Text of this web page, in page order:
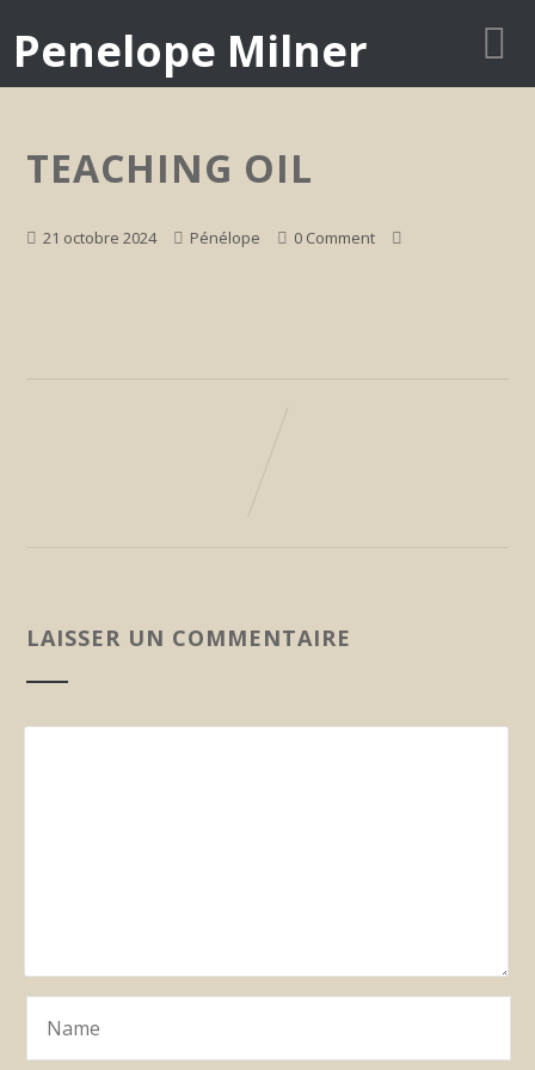
Penelope Milner
TEACHING OIL
21 octobre 2024 Pénélope 0 Comment
LAISSER UN COMMENTAIRE